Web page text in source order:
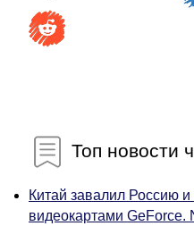
Топ новости
Китай завалил Россию
видеокартами GeForce.